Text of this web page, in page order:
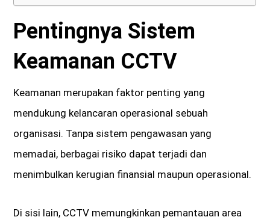
Pentingnya Sistem
Keamanan CCTV
Keamanan merupakan faktor penting yang
mendukung kelancaran operasional sebuah
organisasi. Tanpa sistem pengawasan yang
memadai, berbagai risiko dapat terjadi dan
menimbulkan kerugian finansial maupun operasional.
Di sisi lain, CCTV memungkinkan pemantauan area